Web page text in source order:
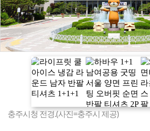
충주시청 전경.(사진=충주시 제공)